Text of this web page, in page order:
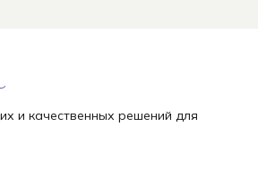
и качественных решений для